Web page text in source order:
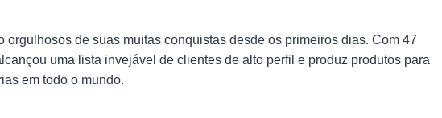
orgulhosos de suas muitas conquistas desde os primeiros dias. Com 47
uma lista invejável de clientes de alto perfil e produz produtos para
em todo o mundo.